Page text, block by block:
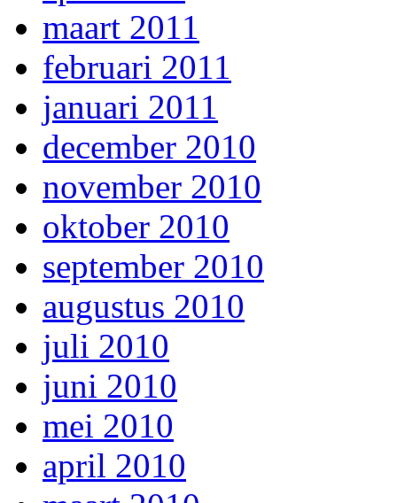
maart 2011
februari 2011
januari 2011
december 2010
november 2010
oktober 2010
september 2010
augustus 2010
juli 2010
juni 2010
mei 2010
april 2010